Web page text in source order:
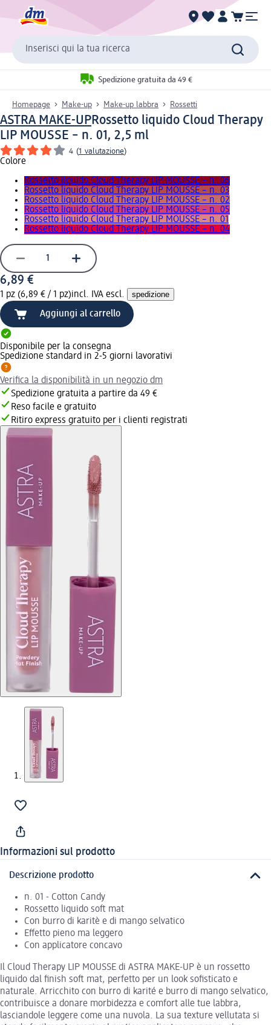
Inserisci qui la tua ricerca
Spedizione gratuita da 49 €
Homepage Make-up Make-up labbra Rossetti
ASTRA MAKE-UPRossetto liquido Cloud Therapy
LIP MOUSSE – n. 01, 2,5 ml
4 (1 valutazione)
Colore
Rossetto liquido Cloud Therapy LIP MOUSSE – n. 06
Rossetto liquido Cloud Therapy LIP MOUSSE – n. 03
Rossetto liquido Cloud Therapy LIP MOUSSE – n. 02
Rossetto liquido Cloud Therapy LIP MOUSSE – n. 05
Rossetto liquido Cloud Therapy LIP MOUSSE – n. 01
Rossetto liquido Cloud Therapy LIP MOUSSE – n. 04
6,89 €
1 pz (6,89 € / 1 pz)incl. IVA escl. spedizione
Aggiungi al carrello
Disponibile per la consegna
Spedizione standard in 2-5 giorni lavorativi
Verifica la disponibilità in un negozio dm
Spedizione gratuita a partire da 49 €
Reso facile e gratuito
Ritiro express gratuito per i clienti registrati
Informazioni sul prodotto
Descrizione prodotto
n. 01 - Cotton Candy
Rossetto liquido soft mat
Con burro di karitè e di mango selvatico
Effetto pieno ma leggero
Con applicatore concavo
Il Cloud Therapy LIP MOUSSE di ASTRA MAKE-UP è un rossetto
liquido dal finish soft mat, perfetto per un look sofisticato e
naturale. Arricchito con burro di karité e burro di mango selvatico,
contribuisce a donare morbidezza e comfort alle tue labbra,
lasciandole leggere come una nuvola. La sua texture vellutata si